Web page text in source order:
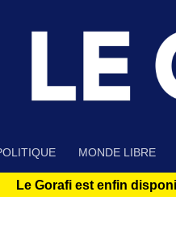
MONDE LIBRE
Le Gorafi est enfin